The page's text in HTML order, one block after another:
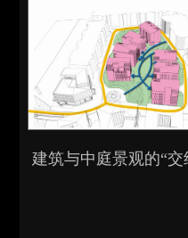
建筑与中庭景观的“